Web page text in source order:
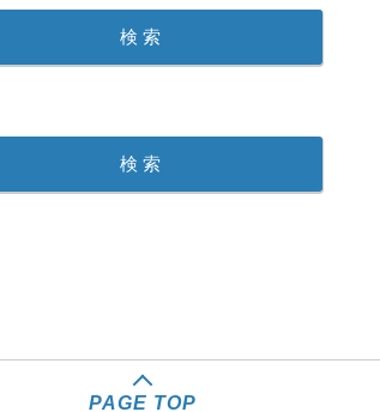
PAGE TOP